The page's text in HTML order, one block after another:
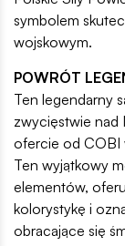
symbolem
wojskowym.
POWRÓT
Ten legendarny
zwycięstwie nad
ofercie od COBI
Ten wyjątkowy
elementów,
kolorystykę i
obracające się